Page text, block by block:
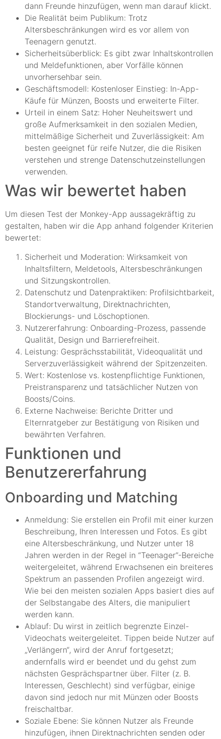
dann Freunde hinzufügen, wenn man darauf klickt.
Die Realität beim Publikum: Trotz
Altersbeschränkungen wird es vor allem von
Teenagern genutzt.
Sicherheitsüberblick: Es gibt zwar Inhaltskontrollen
und Meldefunktionen, aber Vorfälle können
unvorhersehbar sein.
Geschäftsmodell: Kostenloser Einstieg: In-App-
Käufe für Münzen, Boosts und erweiterte Filter.
Urteil in einem Satz: Hoher Neuheitswert und
große Aufmerksamkeit in den sozialen Medien,
mittelmäßige Sicherheit und Zuverlässigkeit: Am
besten geeignet für reife Nutzer, die die Risiken
verstehen und strenge Datenschutzeinstellungen
verwenden.
Was wir bewertet haben
Um diesen Test der Monkey-App aussagekräftig zu
gestalten, haben wir die App anhand folgender Kriterien
bewertet:
Sicherheit und Moderation: Wirksamkeit von
Inhaltsfiltern, Meldetools, Altersbeschränkungen
und Sitzungskontrollen.
Datenschutz und Datenpraktiken: Profilsichtbarkeit,
Standortverwaltung, Direktnachrichten,
Blockierungs- und Löschoptionen.
Nutzererfahrung: Onboarding-Prozess, passende
Qualität, Design und Barrierefreiheit.
Leistung: Gesprächsstabilität, Videoqualität und
Serverzuverlässigkeit während der Spitzenzeiten.
Wert: Kostenlose vs. kostenpflichtige Funktionen,
Preistransparenz und tatsächlicher Nutzen von
Boosts/Coins.
Externe Nachweise: Berichte Dritter und
Elternratgeber zur Bestätigung von Risiken und
bewährten Verfahren.
Funktionen und
Benutzererfahrung
Onboarding und Matching
Anmeldung: Sie erstellen ein Profil mit einer kurzen
Beschreibung, Ihren Interessen und Fotos. Es gibt
eine Altersbeschränkung, und Nutzer unter 18
Jahren werden in der Regel in “Teenager”-Bereiche
weitergeleitet, während Erwachsenen ein breiteres
Spektrum an passenden Profilen angezeigt wird.
Wie bei den meisten sozialen Apps basiert dies auf
der Selbstangabe des Alters, die manipuliert
werden kann.
Ablauf: Du wirst in zeitlich begrenzte Einzel-
Videochats weitergeleitet. Tippen beide Nutzer auf
„Verlängern“, wird der Anruf fortgesetzt;
andernfalls wird er beendet und du gehst zum
nächsten Gesprächspartner über. Filter (z. B.
Interessen, Geschlecht) sind verfügbar, einige
davon sind jedoch nur mit Münzen oder Boosts
freischaltbar.
Soziale Ebene: Sie können Nutzer als Freunde
hinzufügen, ihnen Direktnachrichten senden oder